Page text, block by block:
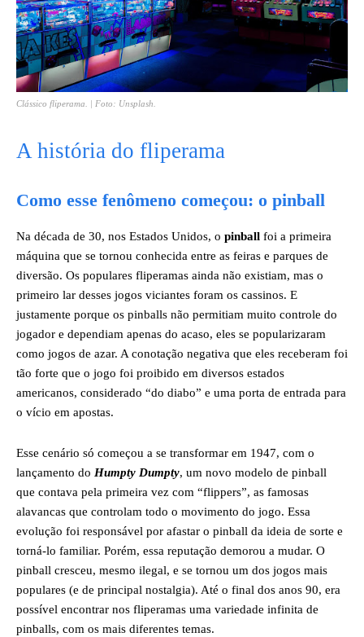
Clássico fliperama. | Foto: Unsplash.
A história do fliperama
Como esse fenômeno começou: o pinball
Na década de 30, nos Estados Unidos, o pinball foi a primeira
máquina que se tornou conhecida entre as feiras e parques de
diversão. Os populares fliperamas ainda não existiam, mas o
primeiro lar desses jogos viciantes foram os cassinos. E
justamente porque os pinballs não permitiam muito controle do
jogador e dependiam apenas do acaso, eles se popularizaram
como jogos de azar. A conotação negativa que eles receberam foi
tão forte que o jogo foi proibido em diversos estados
americanos, considerado “do diabo” e uma porta de entrada para
o vício em apostas.
Esse cenário só começou a se transformar em 1947, com o
lançamento do Humpty Dumpty, um novo modelo de pinball
que contava pela primeira vez com “flippers”, as famosas
alavancas que controlam todo o movimento do jogo. Essa
evolução foi responsável por afastar o pinball da ideia de sorte e
torná-lo familiar. Porém, essa reputação demorou a mudar. O
pinball cresceu, mesmo ilegal, e se tornou um dos jogos mais
populares (e de principal nostalgia). Até o final dos anos 90, era
possível encontrar nos fliperamas uma variedade infinita de
pinballs, com os mais diferentes temas.